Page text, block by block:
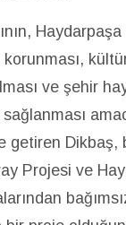
korunması,
ve şehir
sağlanması
getiren
Projesi ve